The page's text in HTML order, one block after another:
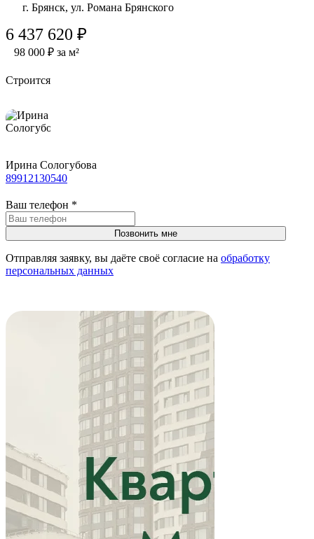
г. Брянск, ул. Романа Брянского
6 437 620 ₽
98 000 ₽ за м²
Строится
Ирина Сологубова
89912130540
Ваш телефон *
Отправляя заявку, вы даёте своё согласие на обработку
персональных данных